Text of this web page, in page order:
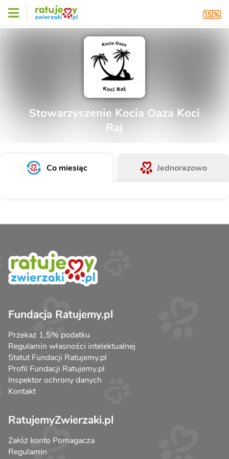
Stowarzyszenie Kocia Oaza Koci
Raj
Co miesiąc Jednorazowo
Fundacja Ratujemy.pl
Przekaż 1,5% podatku
Regulamin własności intelektualnej
Statut Fundacji Ratujemy.pl
Profil Fundacji Ratujemy.pl
Inspektor ochrony danych
Kontakt
RatujemyZwierzaki.pl
Załóż konto Pomagacza
Regulamin